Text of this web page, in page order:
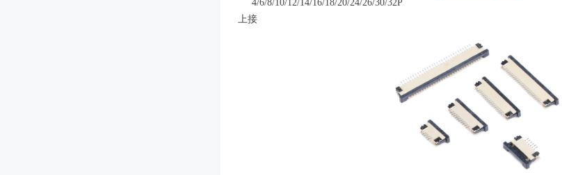
4/6/8/10/12/14/16/18/20/24/26/30/32P
上接